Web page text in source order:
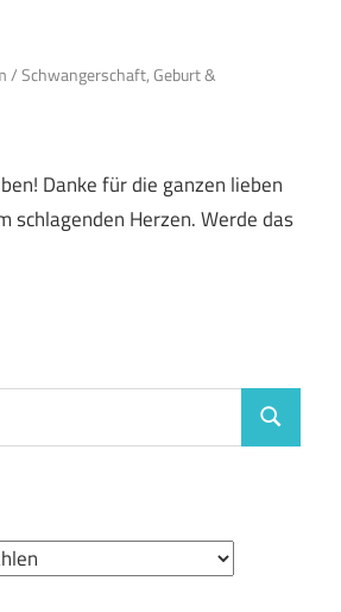
/Schwangerschaft, Geburt &
Danke für die ganzen lieben
schlagenden Herzen. Werde das
Suchen